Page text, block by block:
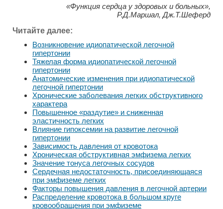
«Функция сердца у здоровых и больных»,
Р.Д.Маршал, Дж.Т.Шеферд
Читайте далее:
Возникновение идиопатической легочной
гипертонии
Тяжелая форма идиопатической легочной
гипертонии
Анатомические изменения при идиопатической
легочной гипертонии
Хронические заболевания легких обструктивного
характера
Повышенное «раздутие» и сниженная
эластичность легких
Влияние гипоксемии на развитие легочной
гипертонии
Зависимость давления от кровотока
Хроническая обструктивная эмфизема легких
Значение тонуса легочных сосудов
Сердечная недостаточность, присоединяющаяся
при эмфиземе легких
Факторы повышения давления в легочной артерии
Распределение кровотока в большом круге
кровообращения при эмфиземе